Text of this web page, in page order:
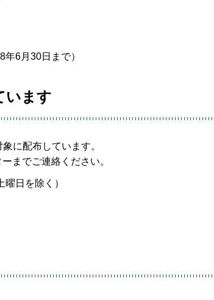
年6月30日まで）
います
に配布しています。
までご連絡ください。
日を除く）